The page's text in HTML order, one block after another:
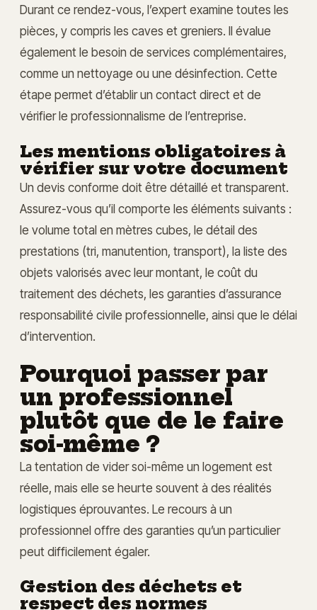
Durant ce rendez-vous, l’expert examine toutes les
pièces, y compris les caves et greniers. Il évalue
également le besoin de services complémentaires,
comme un nettoyage ou une désinfection. Cette
étape permet d’établir un contact direct et de
vérifier le professionnalisme de l’entreprise.
Les mentions obligatoires à
vérifier sur votre document
Un devis conforme doit être détaillé et transparent.
Assurez-vous qu’il comporte les éléments suivants :
le volume total en mètres cubes, le détail des
prestations (tri, manutention, transport), la liste des
objets valorisés avec leur montant, le coût du
traitement des déchets, les garanties d’assurance
responsabilité civile professionnelle, ainsi que le délai
d’intervention.
Pourquoi passer par
un professionnel
plutôt que de le faire
soi-même ?
La tentation de vider soi-même un logement est
réelle, mais elle se heurte souvent à des réalités
logistiques éprouvantes. Le recours à un
professionnel offre des garanties qu’un particulier
peut difficilement égaler.
Gestion des déchets et
respect des normes